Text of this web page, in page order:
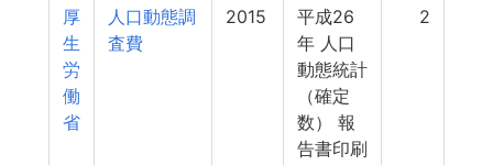
厚
生
労
働
省
人口動態調
査費
2015
平成26
年 人口
動態統計
（確定
数） 報
告書印刷
2